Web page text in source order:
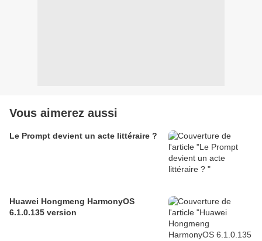
Vous aimerez aussi
Le Prompt devient un acte littéraire ?
Huawei Hongmeng HarmonyOS
6.1.0.135 version